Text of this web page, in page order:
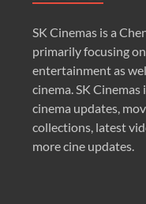
SK Cinemas is a
primarily focusing
entertainment as
cinema. SK
cinema updates,
collections, latest
more cine updates.